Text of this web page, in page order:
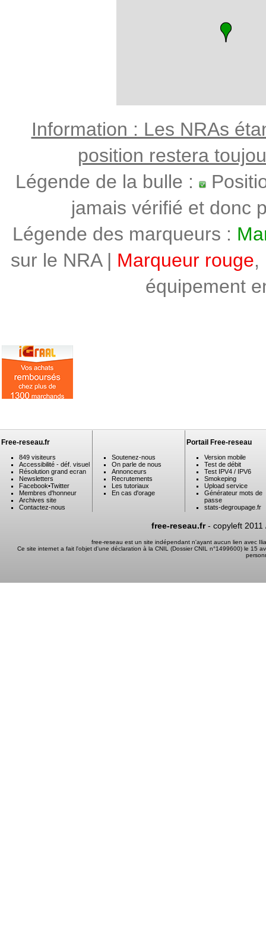
Information : Les NRAs
position restera
Légende de la bulle :
jamais vérifié et donc
Légende des marqueurs :
sur le NRA | Marqueur rouge,
équipement
Free-reseau.fr
849 visiteurs
Accessibilité - déf. visuel
Résolution grand ecran
Newsletters
Facebook•Twitter
Membres d'honneur
Archives site
Contactez-nous
Soutenez-nous
On parle de nous
Annonceurs
Recrutements
Les tutoriaux
En cas d'orage
Portail Free-reseau
Version mobile
Test de débit
Test IPV4 / IPV6
Smokeping
Upload service
Générateur mots de
passe
stats-degroupage.fr
free-reseau.fr- copyleft 2011
free-reseau est un site indépendant n'ayant aucun lien avec
Ce site internet a fait l'objet d'une déclaration à la CNIL (Dossier CNIL n°1499600) le 15